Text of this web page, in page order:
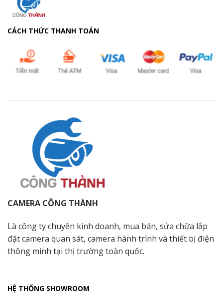
CÁCH THỨC THANH TOÁN
CAMERA CÔNG THÀNH
Là công ty chuyên kinh doanh, mua bán, sửa chữa lắp
đặt camera quan sát, camera hành trình và thiết bị điện
thông minh tại thị trường toàn quốc.
HỆ THỐNG SHOWROOM